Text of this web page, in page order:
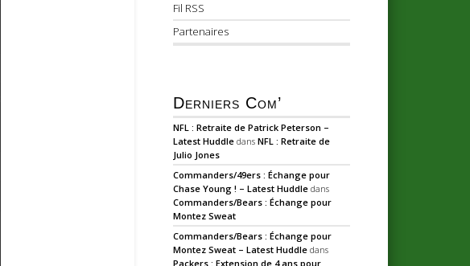
Fil RSS
Partenaires
Derniers Com’
NFL : Retraite de Patrick Peterson –
Latest Huddle dansNFL : Retraite de
Julio Jones
Commanders/49ers : Échange pour
Chase Young ! – Latest Huddle dans
Commanders/Bears : Échange pour
Montez Sweat
Commanders/Bears : Échange pour
Montez Sweat – Latest Huddle dans
Packers : Extension de 4 ans pour